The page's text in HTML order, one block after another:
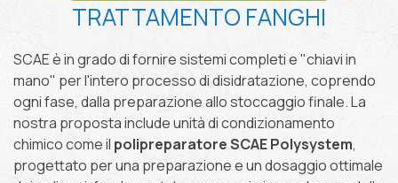
TRATTAMENTO FANGHI
SCAE è in grado di fornire sistemi completi e "chiavi in
mano" per l'intero processo di disidratazione, coprendo
ogni fase, dalla preparazione allo stoccaggio finale. La
nostra proposta include unità di condizionamento
chimico come il polipreparatore SCAE Polysystem,
progettato per una preparazione e un dosaggio ottimale